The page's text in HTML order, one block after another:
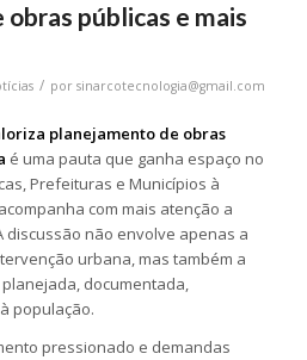
públicas e mais
/ por sinarcotecnologia@gmail.com
planejamento de obras
é uma pauta que ganha espaço no
Prefeituras e Municípios à
com mais atenção a
discussão não envolve apenas a
urbana, mas também a
documentada,
população.
pressionado e demandas